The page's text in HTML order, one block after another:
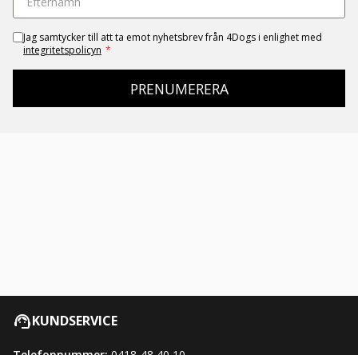
Jag samtycker till att ta emot nyhetsbrev från 4Dogs i enlighet med
integritetspolicyn *
PRENUMERERA
KUNDSERVICE